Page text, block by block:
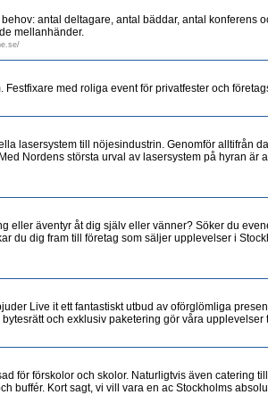
antal deltagare, antal bäddar, antal konferens
mellanhänder.
Festfixare med roliga event för privatfester och
lasersystem till nöjesindustrin. Genomför alltifrån
Nordens största urval av lasersystem på hyran är
eller äventyr åt dig själv eller vänner? Söker du
du dig fram till företag som säljer upplevelser i
Live it ett fantastiskt utbud av oförglömliga
och exklusiv paketering gör våra upplevelser
för förskolor och skolor. Naturligtvis även catering
buffér. Kort sagt, vi vill vara en ac Stockholms